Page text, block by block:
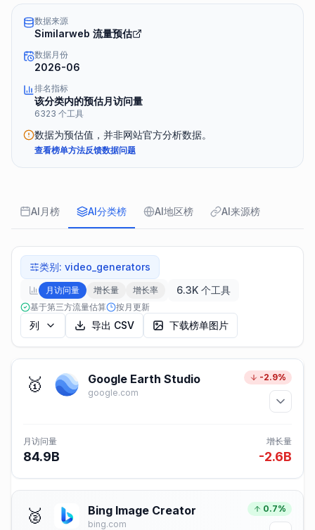
数据来源
Similarweb 流量预估
数据月份
2026-06
排名指标
该分类内的预估月访问量
6323 个工具
数据为预估值，并非网站官方分析数据。
查看榜单方法反馈数据问题
AI月榜 AI分类榜 AI地区榜 AI来源榜
类别: video_generators
月访问量 增长量 增长率 6.3K 个工具
基于第三方流量估算 按月更新
列 导出 CSV 下载榜单图片
🥇 Google Earth Studio
google.com
-2.9%
月访问量
84.9B
增长量
-2.6B
🥈 Bing Image Creator
bing.com
0.7%